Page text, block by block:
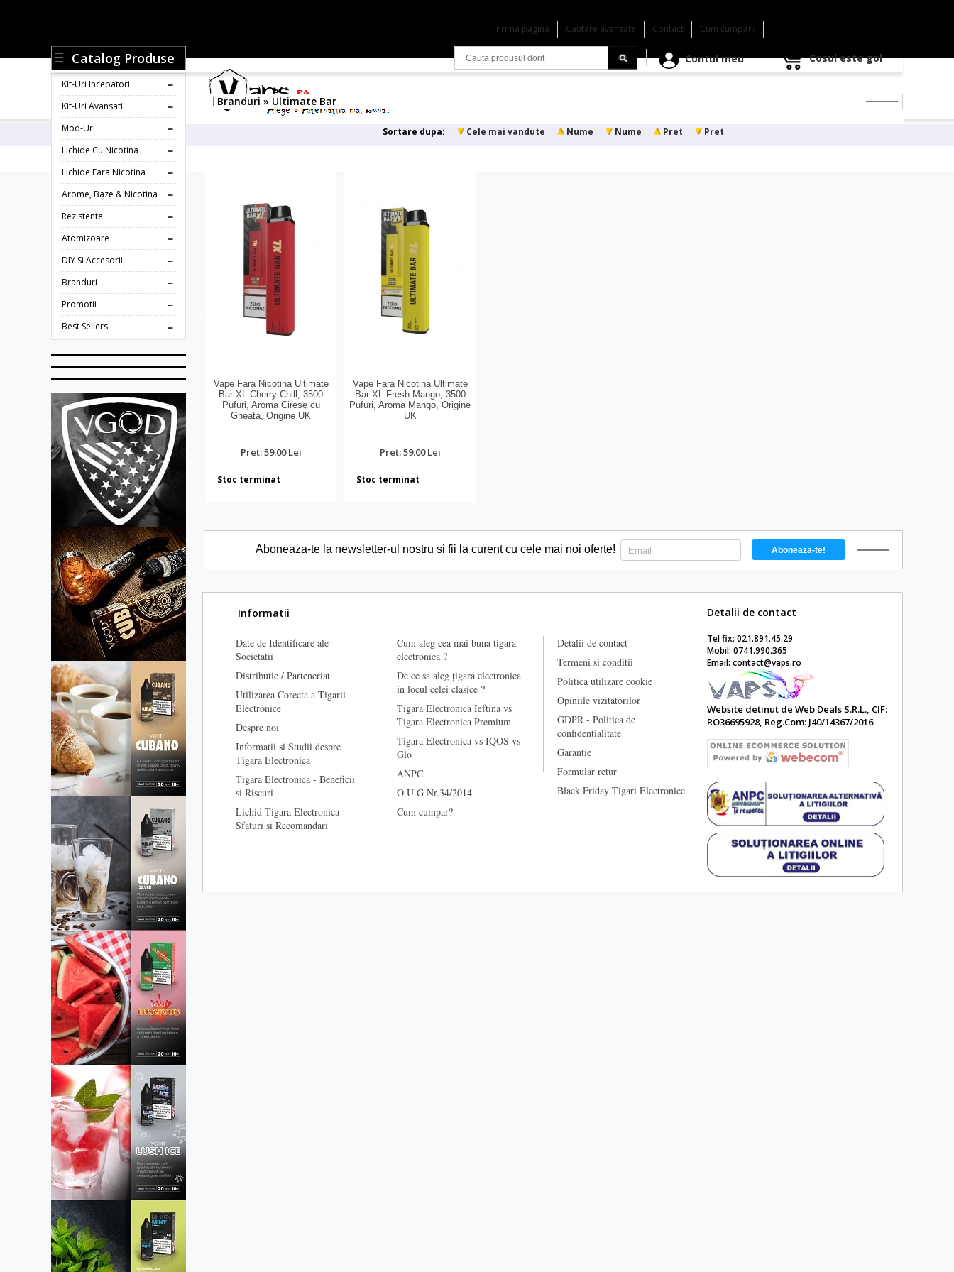
Prima pagina Cautare avansata Contact Cum cumpar?
Contul meu Cosul este gol
Catalog Produse
Kit-Uri Incepatori
Kit-Uri Avansati
Mod-Uri
Lichide Cu Nicotina
Lichide Fara Nicotina
Arome, Baze & Nicotina
Rezistente
Atomizoare
DIY Si Accesorii
Branduri
Promotii
Best Sellers
Branduri » Ultimate Bar
Sortare dupa: Cele mai vandute Nume Nume Pret Pret
Vape Fara Nicotina Ultimate
Bar XL Cherry Chill, 3500
Pufuri, Aroma Cirese cu
Gheata, Origine UK
Pret: 59.00 Lei
Stoc terminat
Vape Fara Nicotina Ultimate
Bar XL Fresh Mango, 3500
Pufuri, Aroma Mango, Origine
UK
Pret: 59.00 Lei
Stoc terminat
Aboneaza-te la newsletter-ul nostru si fii la curent cu cele mai noi oferte!
Informatii
Date de Identificare ale
Societatii
Distributie / Parteneriat
Utilizarea Corecta a Tigarii
Electronice
Despre noi
Informatii si Studii despre
Tigara Electronica
Tigara Electronica - Beneficii
si Riscuri
Lichid Tigara Electronica -
Sfaturi si Recomandari
Cum aleg cea mai buna tigara
electronica ?
De ce sa aleg țigara electronica
in locul celei clasice ?
Tigara Electronica Ieftina vs
Tigara Electronica Premium
Tigara Electronica vs IQOS vs
Glo
ANPC
O.U.G Nr.34/2014
Cum cumpar?
Detalii de contact
Termeni si conditii
Politica utilizare cookie
Opiniile vizitatorilor
GDPR - Politica de
confidentialitate
Garantie
Formular retur
Black Friday Tigari Electronice
Detalii de contact
Tel fix: 021.891.45.29
Mobil: 0741.990.365
Email: contact@vaps.ro
Website detinut de Web Deals S.R.L., CIF:
RO36695928, Reg.Com: J40/14367/2016